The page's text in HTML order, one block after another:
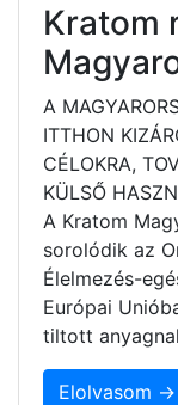
Kratom
A
ITTHON
CÉLOKRA,
KÜLSŐ
A Kratom
sorolódik az
Élelmezés-
Európai
tiltott
Elolvasom →